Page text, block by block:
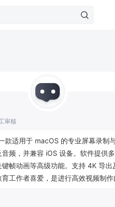
审核
适用于 macOS 的专业屏幕录制
频，并兼容 iOS 设备。软件提供
帧动画等高级功能。支持 4K 导
工作者喜爱，是进行高效视频制作